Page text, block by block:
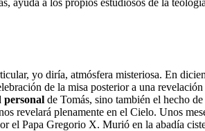
a los propios estudiosos de la
yo diría, atmósfera misteriosa. En
de la misa posterior a una
personal de Tomás, sino también el hecho
revelará plenamente en el Cielo. Unos
Papa Gregorio X. Murió en la abadía